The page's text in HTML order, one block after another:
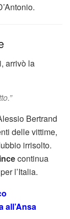
arrivò la
Bertrand
delle vittime,
irrisolto.
continua
l’Italia.
all’Ansa